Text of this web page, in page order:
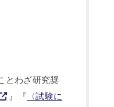
とわざ研究奨
』『 〈試験に